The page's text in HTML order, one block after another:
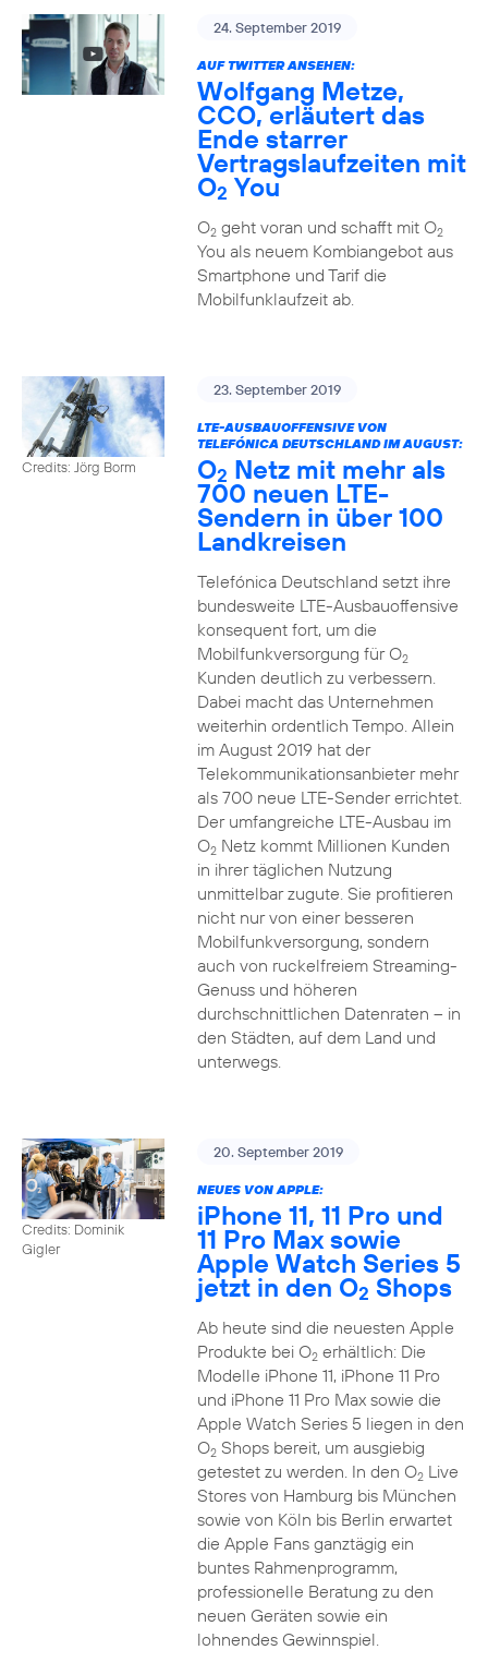
24. September 2019
AUF TWITTER ANSEHEN:
Wolfgang Metze,
CCO, erläutert das
Ende starrer
Vertragslaufzeiten mit
O2 You
O2geht voran und schafft mit O2
You als neuem Kombiangebot aus
Smartphone und Tarif die
Mobilfunklaufzeit ab.
Credits: Jörg Borm
23. September 2019
LTE-AUSBAUOFFENSIVE VON
TELEFÓNICA DEUTSCHLAND IM AUGUST:
O2 Netz mit mehr als
700 neuen LTE-
Sendern in über 100
Landkreisen
Telefónica Deutschland setzt ihre
bundesweite LTE-Ausbauoffensive
konsequent fort, um die
Mobilfunkversorgung für O2
Kunden deutlich zu verbessern.
Dabei macht das Unternehmen
weiterhin ordentlich Tempo. Allein
im August 2019 hat der
Telekommunikationsanbieter mehr
als 700 neue LTE-Sender errichtet.
Der umfangreiche LTE-Ausbau im
O2Netz kommt Millionen Kunden
in ihrer täglichen Nutzung
unmittelbar zugute. Sie profitieren
nicht nur von einer besseren
Mobilfunkversorgung, sondern
auch von ruckelfreiem Streaming-
Genuss und höheren
durchschnittlichen Datenraten – in
den Städten, auf dem Land und
unterwegs.
Credits: Dominik
Gigler
20. September 2019
NEUES VON APPLE:
iPhone 11, 11 Pro und
11 Pro Max sowie
Apple Watch Series 5
jetzt in den O2 Shops
Ab heute sind die neuesten Apple
Produkte bei O2erhältlich: Die
Modelle iPhone 11, iPhone 11 Pro
und iPhone 11 Pro Max sowie die
Apple Watch Series 5 liegen in den
O2Shops bereit, um ausgiebig
getestet zu werden. In den O2Live
Stores von Hamburg bis München
sowie von Köln bis Berlin erwartet
die Apple Fans ganztägig ein
buntes Rahmenprogramm,
professionelle Beratung zu den
neuen Geräten sowie ein
lohnendes Gewinnspiel.